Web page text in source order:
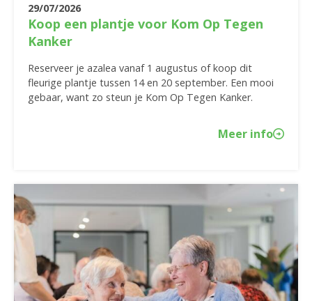
29/07/2026
Koop een plantje voor Kom Op Tegen
Kanker
Reserveer je azalea vanaf 1 augustus of koop dit
fleurige plantje tussen 14 en 20 september. Een mooi
gebaar, want zo steun je Kom Op Tegen Kanker.
Meer info